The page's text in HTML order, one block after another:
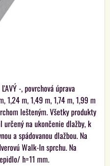
-, povrchová úprava
1,24 m, 1,49 m, 1,74 m, 1,99 m
lešteným. Všetky produkty
na ukončenie dlažby, k
a spádovanou dlažbou. Na
Walk-In sprchu. Na
h=11 mm.